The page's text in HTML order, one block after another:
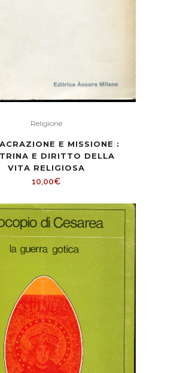
Religione
E MISSIONE :
E DIRITTO DELLA
VITA RELIGIOSA
10,00€